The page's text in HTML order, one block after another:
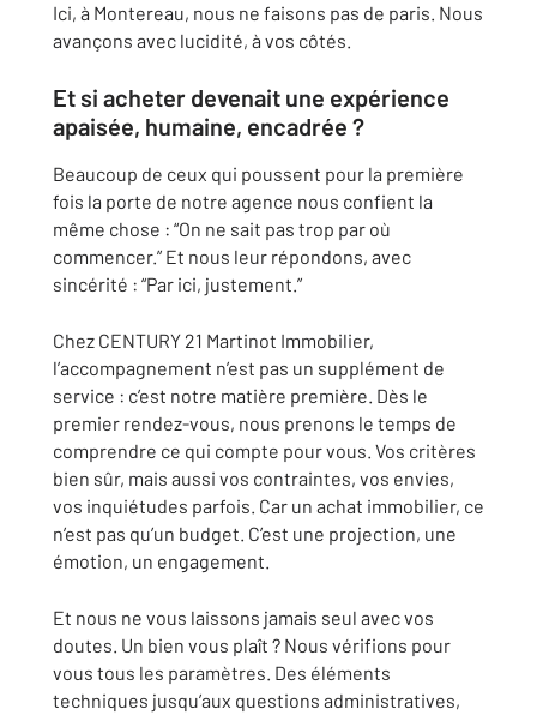
Ici, à Montereau, nous ne faisons pas de paris. Nous
avançons avec lucidité, à vos côtés.
Et si acheter devenait une expérience
apaisée, humaine, encadrée ?
Beaucoup de ceux qui poussent pour la première
fois la porte de notre agence nous confient la
même chose : “On ne sait pas trop par où
commencer.” Et nous leur répondons, avec
sincérité : “Par ici, justement.”
Chez CENTURY 21 Martinot Immobilier,
l’accompagnement n’est pas un supplément de
service : c’est notre matière première. Dès le
premier rendez-vous, nous prenons le temps de
comprendre ce qui compte pour vous. Vos critères
bien sûr, mais aussi vos contraintes, vos envies,
vos inquiétudes parfois. Car un achat immobilier, ce
n’est pas qu’un budget. C’est une projection, une
émotion, un engagement.
Et nous ne vous laissons jamais seul avec vos
doutes. Un bien vous plaît ? Nous vérifions pour
vous tous les paramètres. Des éléments
techniques jusqu’aux questions administratives,